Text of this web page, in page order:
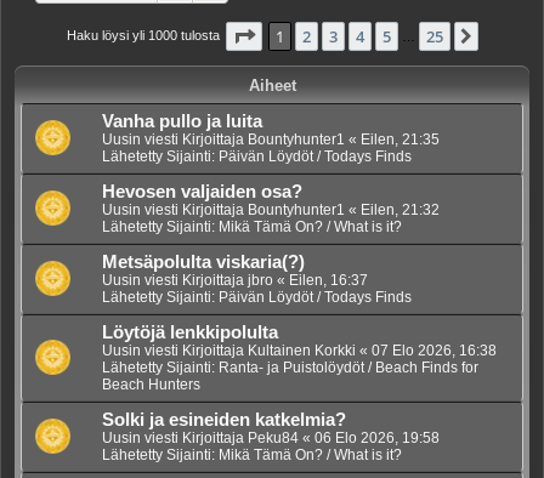
Haku löysi yli 1000 tulosta Sivu /25
1 2 3 4 5 25
Aiheet
Vanha pullo ja luita
Uusin viesti Kirjoittaja Bountyhunter1 « Eilen, 21:35
Lähetetty Sijainti: Päivän Löydöt / Todays Finds
Hevosen valjaiden osa?
Uusin viesti Kirjoittaja Bountyhunter1 « Eilen, 21:32
Lähetetty Sijainti: Mikä Tämä On? / What is it?
Metsäpolulta viskaria(?)
Uusin viesti Kirjoittaja jbro « Eilen, 16:37
Lähetetty Sijainti: Päivän Löydöt / Todays Finds
Löytöjä lenkkipolulta
Uusin viesti Kirjoittaja Kultainen Korkki « 07 Elo 2026, 16:38
Lähetetty Sijainti: Ranta- ja Puistolöydöt / Beach Finds for
Beach Hunters
Solki ja esineiden katkelmia?
Uusin viesti Kirjoittaja Peku84 « 06 Elo 2026, 19:58
Lähetetty Sijainti: Mikä Tämä On? / What is it?